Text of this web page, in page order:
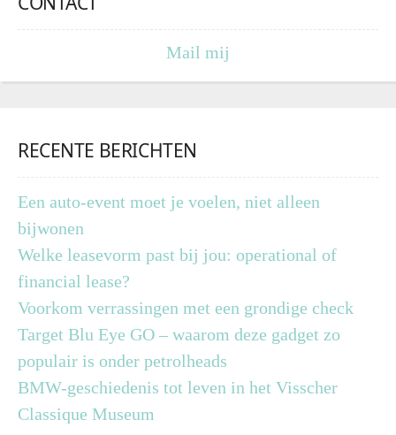
Mail mij
RECENTE BERICHTEN
Een auto-event moet je voelen, niet alleen
bijwonen
Welke leasevorm past bij jou: operational of
financial lease?
Voorkom verrassingen met een grondige check
Target Blu Eye GO – waarom deze gadget zo
populair is onder petrolheads
BMW-geschiedenis tot leven in het Visscher
Classique Museum